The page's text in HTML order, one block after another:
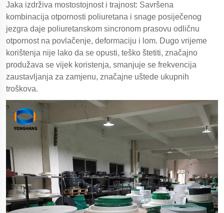
Jaka izdrživa mostostojnost i trajnost: Savršena
kombinacija otpornosti poliuretana i snage posiječenog
jezgra daje poliuretanskom sincronom prasovu odličnu
otpornost na povlačenje, deformaciju i lom. Dugo vrijeme
korištenja nije lako da se opusti, teško štetiti, značajno
produžava se vijek koristenja, smanjuje se frekvencija
zaustavljanja za zamjenu, značajne uštede ukupnih
troškova.